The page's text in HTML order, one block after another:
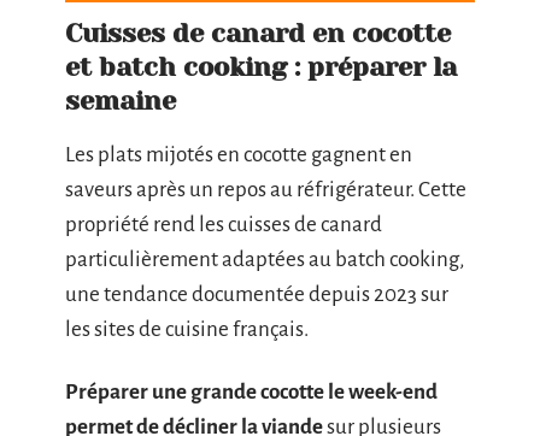
Cuisses de canard en cocotte
et batch cooking : préparer la
semaine
Les plats mijotés en cocotte gagnent en
saveurs après un repos au réfrigérateur. Cette
propriété rend les cuisses de canard
particulièrement adaptées au batch cooking,
une tendance documentée depuis 2023 sur
les sites de cuisine français.
Préparer une grande cocotte le week-end
permet de décliner la viandesur plusieurs